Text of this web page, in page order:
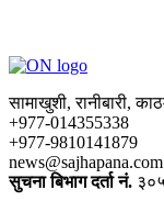
सामाखुशी, रानीबारी,
+977-014355338
+977-9810141879
news@sajhapana.com
सुचना बिभाग दर्ता नं.